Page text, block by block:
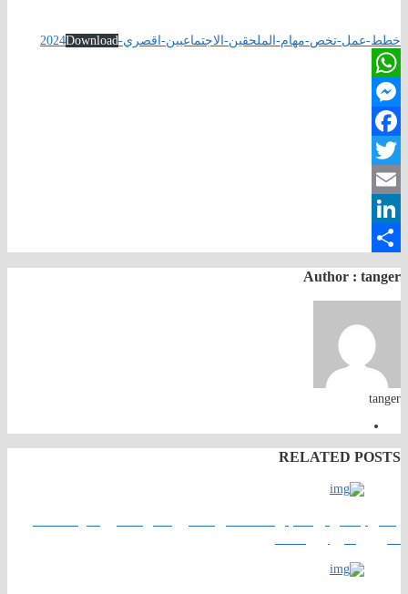
خطط-عمل-تخص-مهام-الملحقين-الاجتماعيين-اقصري-2024Download
WhatsApp
Messenger
Facebook
Twitter
Email
LinkedIn
Share
Author : tanger
tanger
RELATED POSTS